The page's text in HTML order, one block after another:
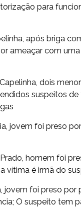
para
após briga
ameaçar com
dois
suspeitos de
jovem foi preso
homem foi
vítima é irmã do
jovem foi preso por
O suspeito tem